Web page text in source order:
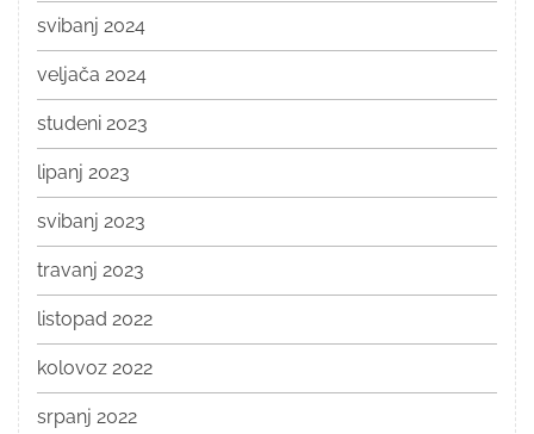
svibanj 2024
veljača 2024
studeni 2023
lipanj 2023
svibanj 2023
travanj 2023
listopad 2022
kolovoz 2022
srpanj 2022